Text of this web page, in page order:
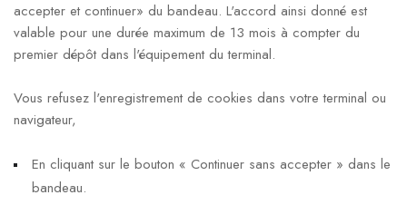
accepter et continuer» du bandeau. L'accord ainsi donné est
valable pour une durée maximum de 13 mois à compter du
premier dépôt dans l'équipement du terminal.
Vous refusez l'enregistrement de cookies dans votre terminal ou
navigateur,
En cliquant sur le bouton « Continuer sans accepter » dans le
bandeau.